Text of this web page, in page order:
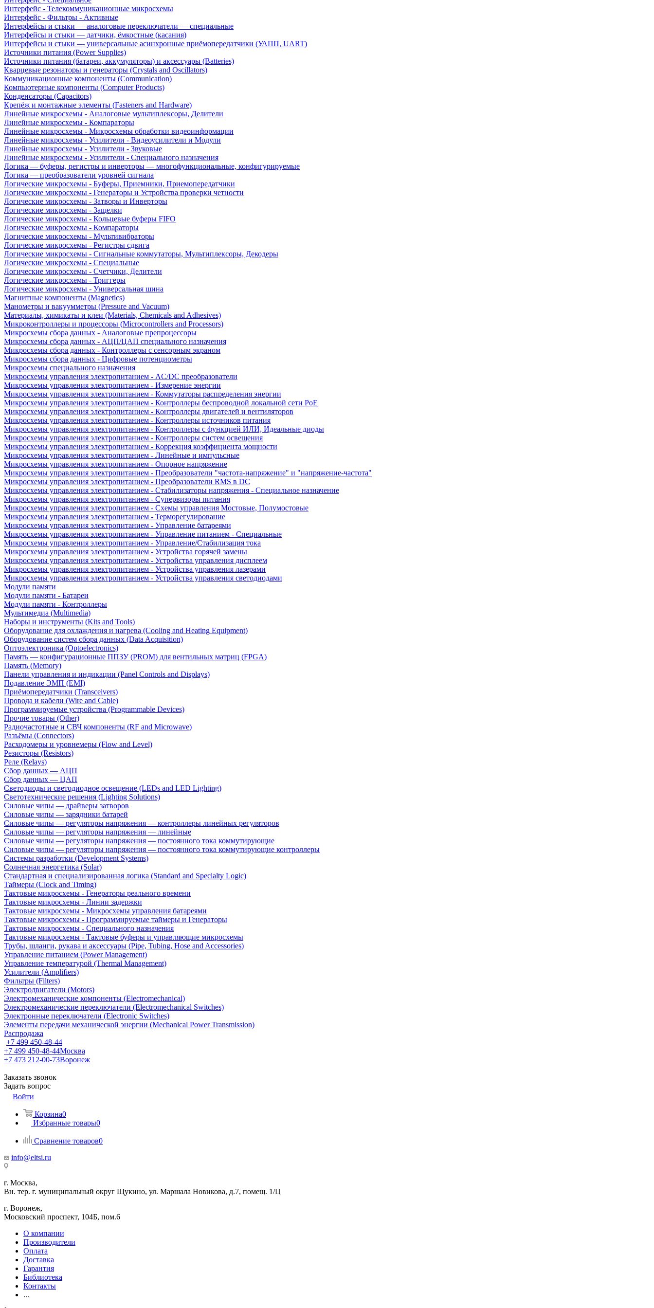
Интерфейс - Телекоммуникационные микросхемы
Интерфейс - Фильтры - Активные
Интерфейсы и стыки — аналоговые переключатели — специальные
Интерфейсы и стыки — датчики, ёмкостные (касания)
Интерфейсы и стыки — универсальные асинхронные приёмопередатчики (УАПП, UART)
Источники питания (Power Supplies)
Источники питания (батареи, аккумуляторы) и аксессуары (Batteries)
Кварцевые резонаторы и генераторы (Crystals and Oscillators)
Коммуникационные компоненты (Communication)
Компьютерные компоненты (Computer Products)
Конденсаторы (Capacitors)
Крепёж и монтажные элементы (Fasteners and Hardware)
Линейные микросхемы - Аналоговые мультиплексоры, Делители
Линейные микросхемы - Компараторы
Линейные микросхемы - Микросхемы обработки видеоинформации
Линейные микросхемы - Усилители - Видеоусилители и Модули
Линейные микросхемы - Усилители - Звуковые
Линейные микросхемы - Усилители - Специального назначения
Логика — буферы, регистры и инверторы — многофункциональные, конфигурируемые
Логика — преобразователи уровней сигнала
Логические микросхемы - Буферы, Приемники, Приемопередатчики
Логические микросхемы - Генераторы и Устройства проверки четности
Логические микросхемы - Затворы и Инверторы
Логические микросхемы - Защелки
Логические микросхемы - Кольцевые буферы FIFO
Логические микросхемы - Компараторы
Логические микросхемы - Мультивибраторы
Логические микросхемы - Регистры сдвига
Логические микросхемы - Сигнальные коммутаторы, Мультиплексоры, Декодеры
Логические микросхемы - Специальные
Логические микросхемы - Счетчики, Делители
Логические микросхемы - Триггеры
Логические микросхемы - Универсальная шина
Магнитные компоненты (Magnetics)
Манометры и вакуумметры (Pressure and Vacuum)
Материалы, химикаты и клеи (Materials, Chemicals and Adhesives)
Микроконтроллеры и процессоры (Microcontrollers and Processors)
Микросхемы сбора данных - Аналоговые препроцессоры
Микросхемы сбора данных - АЦП/ЦАП специального назначения
Микросхемы сбора данных - Контроллеры с сенсорным экраном
Микросхемы сбора данных - Цифровые потенциометры
Микросхемы специального назначения
Микросхемы управления электропитанием - AC/DC преобразователи
Микросхемы управления электропитанием - Измерение энергии
Микросхемы управления электропитанием - Коммутаторы распределения энергии
Микросхемы управления электропитанием - Контроллеры беспроводной локальной сети PoE
Микросхемы управления электропитанием - Контроллеры двигателей и вентиляторов
Микросхемы управления электропитанием - Контроллеры источников питания
Микросхемы управления электропитанием - Контроллеры с функцией ИЛИ, Идеальные диоды
Микросхемы управления электропитанием - Контроллеры систем освещения
Микросхемы управления электропитанием - Коррекция коэффициента мощности
Микросхемы управления электропитанием - Линейные и импульсные
Микросхемы управления электропитанием - Опорное напряжение
Микросхемы управления электропитанием - Преобразователи "частота-напряжение" и "напряжение-частота"
Микросхемы управления электропитанием - Преобразователи RMS в DC
Микросхемы управления электропитанием - Стабилизаторы напряжения - Специальное назначение
Микросхемы управления электропитанием - Супервизоры питания
Микросхемы управления электропитанием - Схемы управления Мостовые, Полумостовые
Микросхемы управления электропитанием - Терморегулирование
Микросхемы управления электропитанием - Управление батареями
Микросхемы управления электропитанием - Управление питанием - Специальные
Микросхемы управления электропитанием - Управление/Стабилизация тока
Микросхемы управления электропитанием - Устройства горячей замены
Микросхемы управления электропитанием - Устройства управления дисплеем
Микросхемы управления электропитанием - Устройства управления лазерами
Микросхемы управления электропитанием - Устройства управления светодиодами
Модули памяти
Модули памяти - Батареи
Модули памяти - Контроллеры
Мультимедиа (Multimedia)
Наборы и инструменты (Kits and Tools)
Оборудование для охлаждения и нагрева (Cooling and Heating Equipment)
Оборудование систем сбора данных (Data Acquisition)
Оптоэлектроника (Optoelectronics)
Память — конфигурационные ППЗУ (PROM) для вентильных матриц (FPGA)
Память (Memory)
Панели управления и индикации (Panel Controls and Displays)
Подавление ЭМП (EMI)
Приёмопередатчики (Transceivers)
Провода и кабели (Wire and Cable)
Программируемые устройства (Programmable Devices)
Прочие товары (Other)
Радиочастотные и СВЧ компоненты (RF and Microwave)
Разъёмы (Connectors)
Расходомеры и уровнемеры (Flow and Level)
Резисторы (Resistors)
Реле (Relays)
Сбор данных — АЦП
Сбор данных — ЦАП
Светодиоды и светодиодное освещение (LEDs and LED Lighting)
Светотехнические решения (Lighting Solutions)
Силовые чипы — драйверы затворов
Силовые чипы — зарядники батарей
Силовые чипы — регуляторы напряжения — контроллеры линейных регуляторов
Силовые чипы — регуляторы напряжения — линейные
Силовые чипы — регуляторы напряжения — постоянного тока коммутирующие
Силовые чипы — регуляторы напряжения — постоянного тока коммутирующие контроллеры
Системы разработки (Development Systems)
Солнечная энергетика (Solar)
Стандартная и специализированная логика (Standard and Specialty Logic)
Таймеры (Clock and Timing)
Тактовые микросхемы - Генераторы реального времени
Тактовые микросхемы - Линии задержки
Тактовые микросхемы - Микросхемы управления батареями
Тактовые микросхемы - Программируемые таймеры и Генераторы
Тактовые микросхемы - Специального назначения
Тактовые микросхемы - Тактовые буферы и управляющие микросхемы
Трубы, шланги, рукава и аксессуары (Pipe, Tubing, Hose and Accessories)
Управление питанием (Power Management)
Управление температурой (Thermal Management)
Усилители (Amplifiers)
Фильтры (Filters)
Электродвигатели (Motors)
Электромеханические компоненты (Electromechanical)
Электромеханические переключатели (Electromechanical Switches)
Электронные переключатели (Electronic Switches)
Элементы передачи механической энергии (Mechanical Power Transmission)
Распродажа
+7 499 450-48-44
+7 499 450-48-44Москва
+7 473 212-00-73Воронеж
Заказать звонок
Задать вопрос
Войти
Корзина0
Избранные товары0
Сравнение товаров0
info@eltsi.ru
г. Москва,
Вн. тер. г. муниципальный округ Щукино, ул. Маршала Новикова, д.7, помещ. 1/Ц
г. Воронеж,
​Московский проспект, 104Б, пом.6
О компании
Производители
Оплата
Доставка
Гарантия
Библиотека
Контакты
...